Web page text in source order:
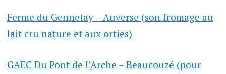
Ferme du Gennetay – Auverse (son fromage au
lait cru nature et aux orties)
GAEC Du Pont de l’Arche – Beaucouzé (pour